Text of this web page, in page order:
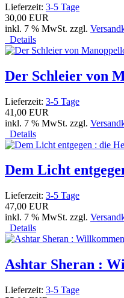
Lieferzeit: 3-5 Tage
30,00 EUR
inkl. 7 % MwSt. zzgl.
Details
Der Schleier von
Lieferzeit: 3-5 Tage
41,00 EUR
inkl. 7 % MwSt. zzgl.
Details
Dem Licht
Lieferzeit: 3-5 Tage
47,00 EUR
inkl. 7 % MwSt. zzgl.
Details
Ashtar Sheran :
Lieferzeit: 3-5 Tage